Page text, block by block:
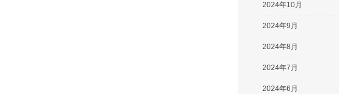
2024年10月
2024年9月
2024年8月
2024年7月
2024年6月